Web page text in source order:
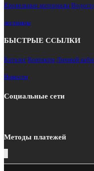
Кровельные материалы
лестницы
БЫСТРЫЕ ССЫЛКИ
Каталог Контакты Личный
Новости
Социальные сети
Методы платежей